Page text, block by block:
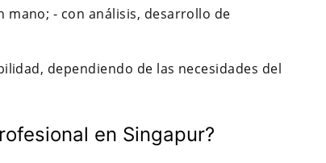
mano; - con análisis, desarrollo de
dependiendo de las necesidades del
en Singapur?